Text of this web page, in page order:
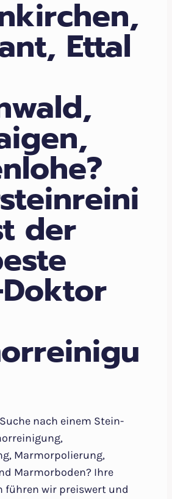
Ettal
der
nach einem Stein-
Marmorpolierung,
Marmorboden? Ihre
führen wir preiswert und